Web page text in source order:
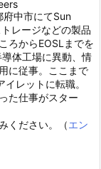
中市にてSun
レージなどの製品
ろからEOSLまでを
体工場に異動、情
に従事。ここまで
レットに転職。
た仕事がスター
ください。（エン